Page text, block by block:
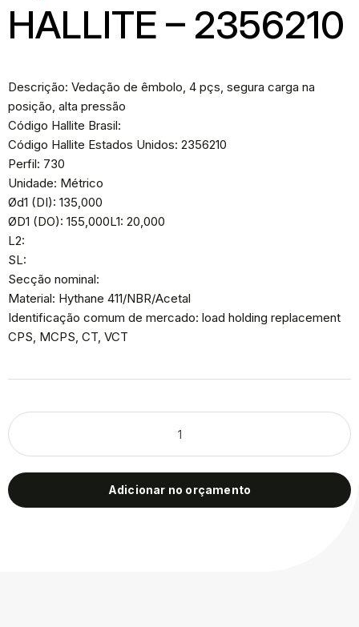
HALLITE – 2356210
Descrição: Vedação de êmbolo, 4 pçs, segura carga na
posição, alta pressão
Código Hallite Brasil:
Código Hallite Estados Unidos: 2356210
Perfil: 730
Unidade: Métrico
Ød1 (DI): 135,000
ØD1 (DO): 155,000L1: 20,000
L2:
SL:
Secção nominal:
Material: Hythane 411/NBR/Acetal
Identificação comum de mercado: load holding replacement
CPS, MCPS, CT, VCT
Adicionar no orçamento